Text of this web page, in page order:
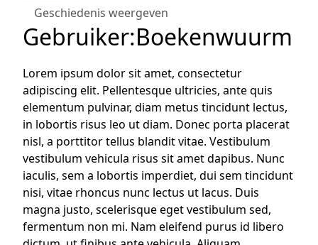
Geschiedenis weergeven
Gebruiker:Boekenwuurm
Lorem ipsum dolor sit amet, consectetur
adipiscing elit. Pellentesque ultricies, ante quis
elementum pulvinar, diam metus tincidunt lectus,
in lobortis risus leo ut diam. Donec porta placerat
nisl, a porttitor tellus blandit vitae. Vestibulum
vestibulum vehicula risus sit amet dapibus. Nunc
iaculis, sem a lobortis imperdiet, dui sem tincidunt
nisi, vitae rhoncus nunc lectus ut lacus. Duis
magna justo, scelerisque eget vestibulum sed,
fermentum non mi. Nam eleifend purus id libero